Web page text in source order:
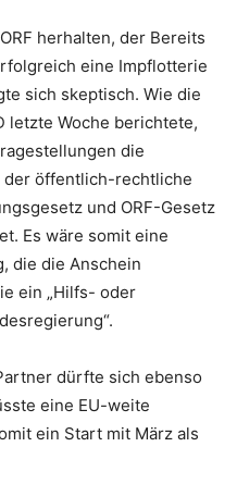
herhalten, der Bereits
eine Impflotterie
sich skeptisch. Wie die
letzte Woche berichtete,
die
öffentlich-rechtliche
und ORF-Gesetz
Es wäre somit eine
die die Anschein
ein „Hilfs- oder
dürfte sich ebenso
eine EU-weite
ein Start mit März als